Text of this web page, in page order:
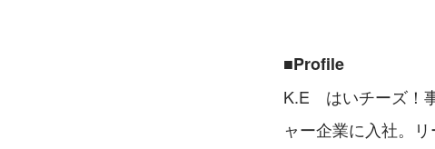
■Profile
K.E　はいチーズ！
ャー企業に入社。